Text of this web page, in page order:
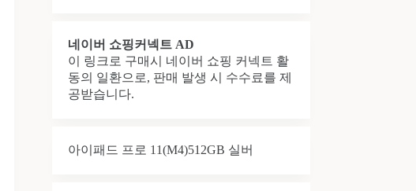
네이버 쇼핑커넥트 AD
이 링크로 구매시 네이버 쇼핑 커넥트 활
동의 일환으로, 판매 발생 시 수수료를 제
공받습니다.
아이패드 프로 11(M4)512GB 실버